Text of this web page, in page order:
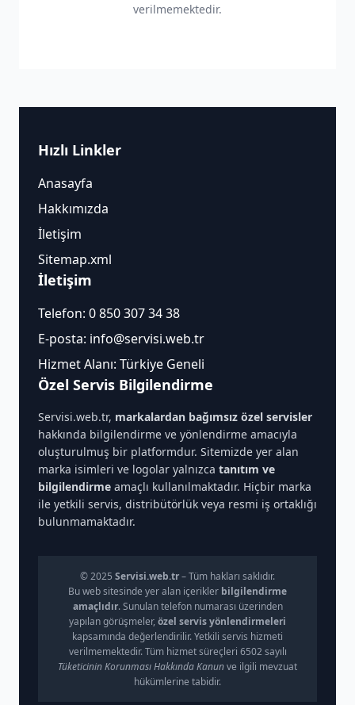
verilmemektedir.
Hızlı Linkler
Anasayfa
Hakkımızda
İletişim
Sitemap.xml
İletişim
Telefon: 0 850 307 34 38
E-posta: info@servisi.web.tr
Hizmet Alanı: Türkiye Geneli
Özel Servis Bilgilendirme
Servisi.web.tr, markalardan bağımsız özel servisler
hakkında bilgilendirme ve yönlendirme amacıyla
oluşturulmuş bir platformdur. Sitemizde yer alan
marka isimleri ve logolar yalnızca tanıtım ve
bilgilendirme amaçlı kullanılmaktadır. Hiçbir marka
ile yetkili servis, distribütörlük veya resmi iş ortaklığı
bulunmamaktadır.
© 2025 Servisi.web.tr– Tüm hakları saklıdır.
Bu web sitesinde yer alan içerikler bilgilendirme
amaçlıdır. Sunulan telefon numarası üzerinden
yapılan görüşmeler, özel servis yönlendirmeleri
kapsamında değerlendirilir. Yetkili servis hizmeti
verilmemektedir. Tüm hizmet süreçleri 6502 sayılı
Tüketicinin Korunması Hakkında Kanunve ilgili mevzuat
hükümlerine tabidir.